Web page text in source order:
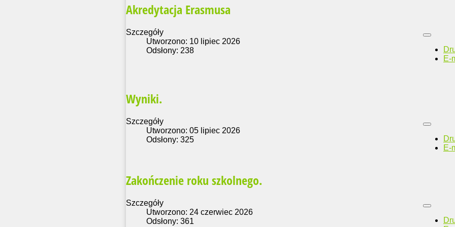
Akredytacja Erasmusa
E-
Szczegóły
Utworzono: 10 lipiec 2026
Odsłony: 238
Wyniki.
E-
Szczegóły
Utworzono: 05 lipiec 2026
Odsłony: 325
Zakończenie roku szkolnego.
Szczegóły
Utworzono: 24 czerwiec 2026
Odsłony: 361